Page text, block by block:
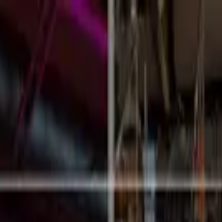
ィング部門のテクノロジー投資の内